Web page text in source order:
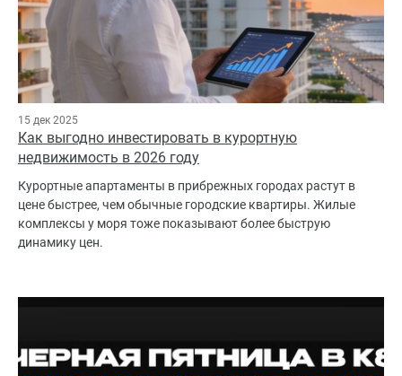
15 дек 2025
Как выгодно инвестировать в курортную
недвижимость в 2026 году
Курортные апартаменты в прибрежных городах растут в
цене быстрее, чем обычные городские квартиры. Жилые
комплексы у моря тоже показывают более быструю
динамику цен.